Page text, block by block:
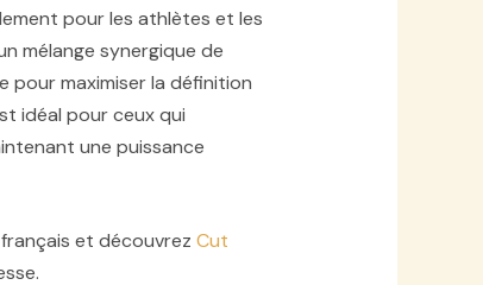
pour les athlètes et les
mélange synergique de
pour maximiser la définition
idéal pour ceux qui
une puissance
et découvrez Cut